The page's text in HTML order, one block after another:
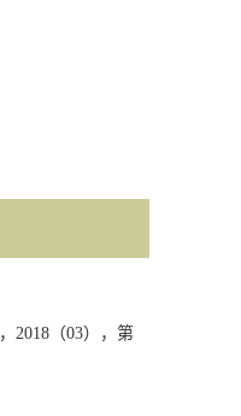
， 2018 （03）， 第